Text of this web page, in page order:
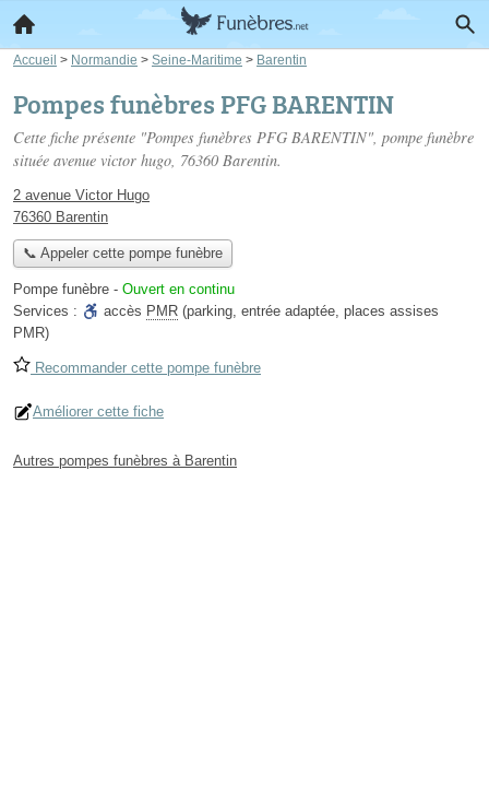
Accueil > Normandie > Seine-Maritime > Barentin
Pompes funèbres PFG BARENTIN
Cette fiche présente "Pompes funèbres PFG BARENTIN", pompe funèbre
située avenue victor hugo, 76360 Barentin.
2 avenue Victor Hugo
76360 Barentin
📞 Appeler cette pompe funèbre
Pompe funèbre - Ouvert en continu
Services :
accès PMR (parking, entrée adaptée, places assises
PMR)
Recommander cette pompe funèbre
Améliorer cette fiche
Autres pompes funèbres à Barentin